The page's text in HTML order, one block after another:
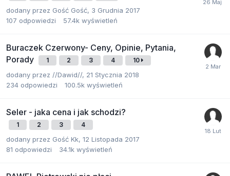
dodany przez Gość Gość, 3 Grudnia 2017
107 odpowiedzi 57.4k wyświetleń
Buraczek Czerwony- Ceny, Opinie, Pytania,
Porady
1 2 3 4 10
dodany przez //Dawid//, 21 Stycznia 2018
234 odpowiedzi 100.5k wyświetleń
Seler - jaka cena i jak schodzi?
1 2 3 4
dodany przez Gość Kk, 12 Listopada 2017
81 odpowiedzi 34.1k wyświetleń